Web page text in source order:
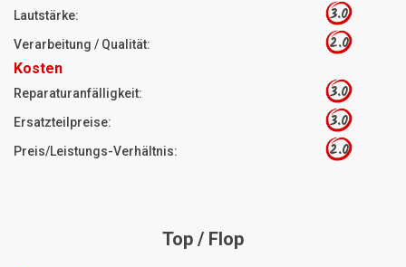
Lautstärke: 3.0
Verarbeitung / Qualität: 2.0
Kosten
Reparaturanfälligkeit: 3.0
Ersatzteilpreise: 3.0
Preis/Leistungs-Verhältnis: 2.0
Top / Flop